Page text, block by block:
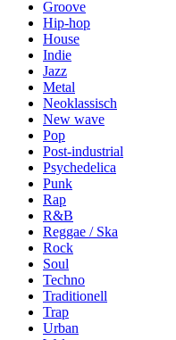
Groove
Hip-hop
House
Indie
Jazz
Metal
Neoklassisch
New wave
Pop
Post-industrial
Psychedelica
Punk
Rap
R&B
Reggae / Ska
Rock
Soul
Techno
Traditionell
Trap
Urban